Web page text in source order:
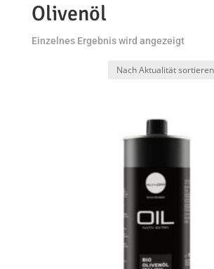
Olivenöl
Einzelnes Ergebnis wird angezeigt